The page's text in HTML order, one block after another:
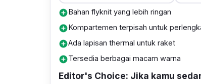
add_circleBahan flyknit yang lebih ringan
add_circleKompartemen terpisah untuk
add_circleAda lapisan thermal untuk raket
add_circleTersedia berbagai macam warna
Editor's Choice: Jika kamu